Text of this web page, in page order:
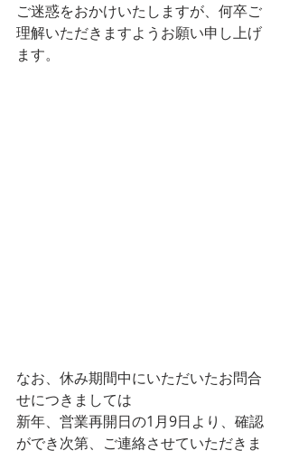
ご迷惑をおかけいたしますが、何卒ご
理解いただきますようお願い申し上げ
ます。
なお、休み期間中にいただいたお問合
せにつきましては
新年、営業再開日の1月9日より、確認
ができ次第、ご連絡させていただきま